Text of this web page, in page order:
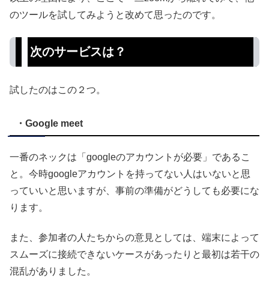
のツールを試してみようと改めて思ったのです。
次のサービスは？
試したのはこの２つ。
・Google meet
一番のネックは「googleのアカウントが必要」であるこ
と。今時googleアカウントを持ってない人はいないと思
っていいと思いますが、事前の準備がどうしても必要にな
ります。
また、参加者の人たちからの意見としては、端末によって
スムーズに接続できないケースがあったりと最初は若干の
混乱がありました。